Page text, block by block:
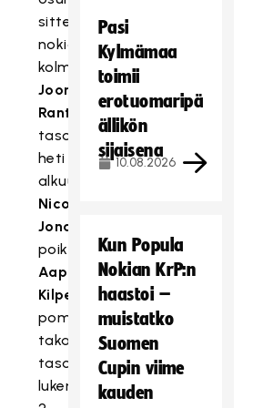
sitten
nokialaisetkin
kolmesti:
Joona
Rantala
tasoitti
heti
alkuun
Nico
Jonaesonin
poikkipassista,
Aapo
Kilpeläisen
pommi
takayläkulmaan
tasoitti
lukemiksi
Pasi
Kylmämaa
toimii
erotuomaripä
ällikön
sijaisena
10.08.2026
Kun Popula
Nokian KrP:n
haastoi –
muistatko
Suomen
Cupin viime
kauden